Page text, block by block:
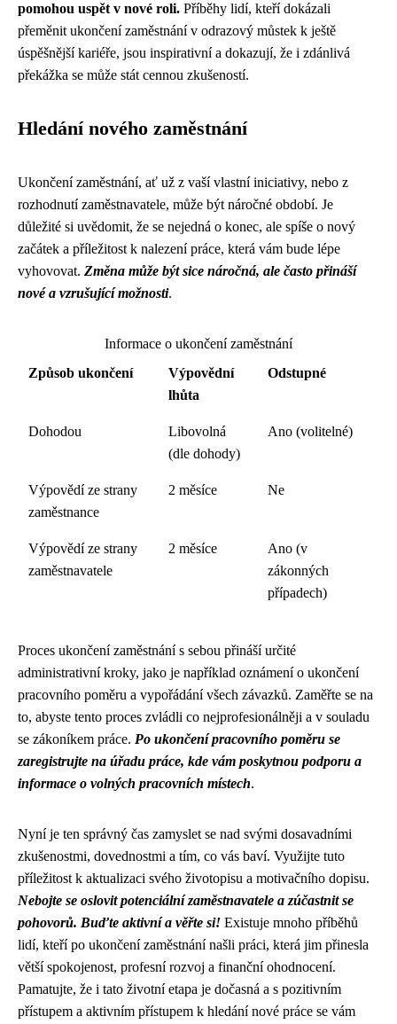
pomohou uspět v nové roli. Příběhy lidí, kteří dokázali
přeměnit ukončení zaměstnání v odrazový můstek k ještě
úspěšnější kariéře, jsou inspirativní a dokazují, že i zdánlivá
překážka se může stát cennou zkušeností.
Hledání nového zaměstnání
Ukončení zaměstnání, ať už z vaší vlastní iniciativy, nebo z
rozhodnutí zaměstnavatele, může být náročné období. Je
důležité si uvědomit, že se nejedná o konec, ale spíše o nový
začátek a příležitost k nalezení práce, která vám bude lépe
vyhovovat. Změna může být sice náročná, ale často přináší
nové a vzrušující možnosti.
Informace o ukončení zaměstnání
Způsob ukončení
Výpovědní
lhůta
Odstupné
Dohodou
Libovolná
(dle dohody)
Ano (volitelné)
Výpovědí ze strany
zaměstnance
2 měsíce Ne
Výpovědí ze strany
zaměstnavatele
2 měsíce
Ano (v
zákonných
případech)
Proces ukončení zaměstnání s sebou přináší určité
administrativní kroky, jako je například oznámení o ukončení
pracovního poměru a vypořádání všech závazků. Zaměřte se na
to, abyste tento proces zvládli co nejprofesionálněji a v souladu
se zákoníkem práce. Po ukončení pracovního poměru se
zaregistrujte na úřadu práce, kde vám poskytnou podporu a
informace o volných pracovních místech.
Nyní je ten správný čas zamyslet se nad svými dosavadními
zkušenostmi, dovednostmi a tím, co vás baví. Využijte tuto
příležitost k aktualizaci svého životopisu a motivačního dopisu.
Nebojte se oslovit potenciální zaměstnavatele a zúčastnit se
pohovorů. Buďte aktivní a věřte si! Existuje mnoho příběhů
lidí, kteří po ukončení zaměstnání našli práci, která jim přinesla
větší spokojenost, profesní rozvoj a finanční ohodnocení.
Pamatujte, že i tato životní etapa je dočasná a s pozitivním
přístupem a aktivním přístupem k hledání nové práce se vám